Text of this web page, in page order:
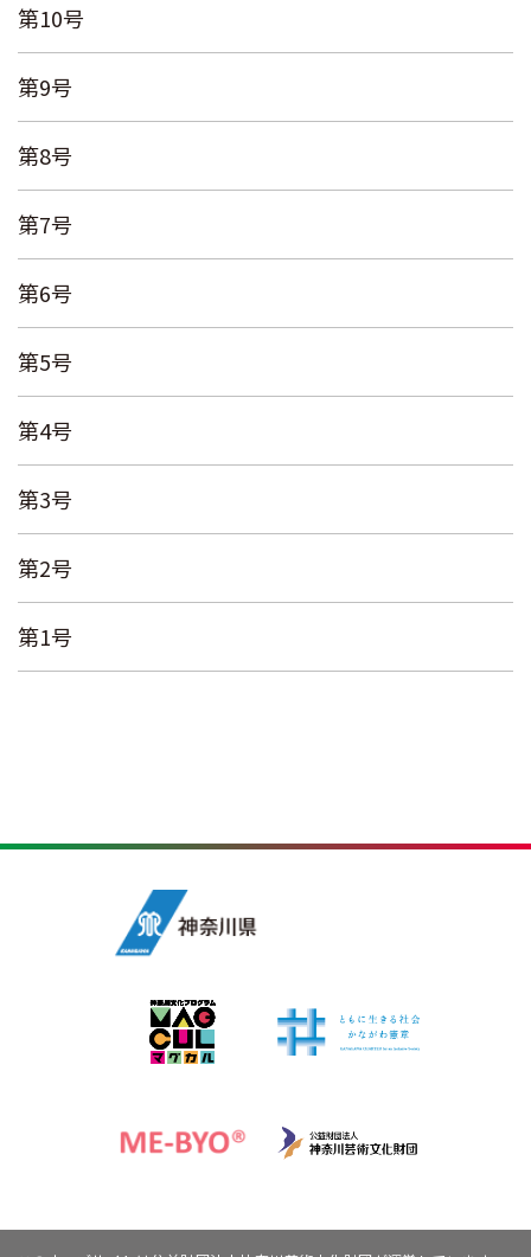
第10号
第9号
第8号
第7号
第6号
第5号
第4号
第3号
第2号
第1号